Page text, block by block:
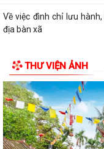
Về việc đình chỉ lưu
địa bàn xã
Nhật Bản (tháng 8 năm
Kế hoạch triển khai thực
đồng giai đoạn 2026 –
Quyết định về việc chỉ
THƯ VIỆN ẢNH